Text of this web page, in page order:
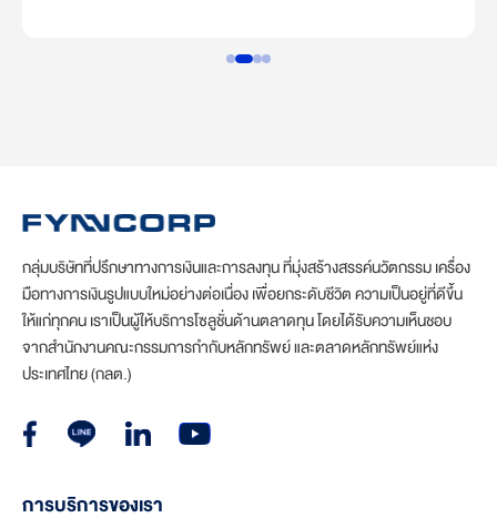
กลุ่มบริษัทที่ปรึกษาทางการเงินและการลงทุน ที่มุ่งสร้างสรรค์นวัตกรรม เครื่อง
มือทางการเงินรูปแบบใหม่อย่างต่อเนื่อง เพื่อยกระดับชีวิต ความเป็นอยู่ที่ดีขึ้น
ให้แก่ทุกคน เราเป็นผู้ให้บริการโซลูชั่นด้านตลาดทุน โดยได้รับความเห็นชอบ
จากสำนักงานคณะกรรมการกำกับหลักทรัพย์ และตลาดหลักทรัพย์แห่ง
ประเทศไทย (กลต.)
การบริการของเรา